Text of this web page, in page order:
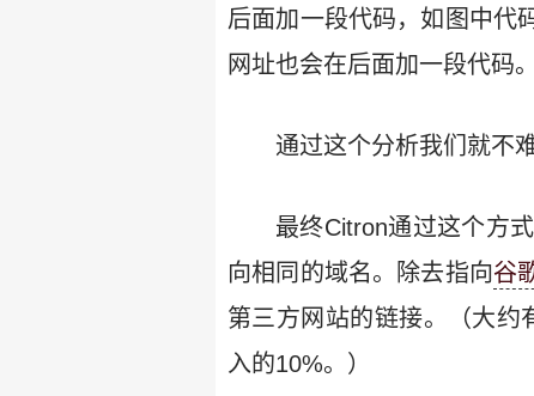
后面加一段代码，如图中代
网址也会在后面加一段代码
通过这个分析我们就不
最终Citron通过这个方
向相同的域名。除去指向谷
第三方网站的链接。（大约
入的10%。）